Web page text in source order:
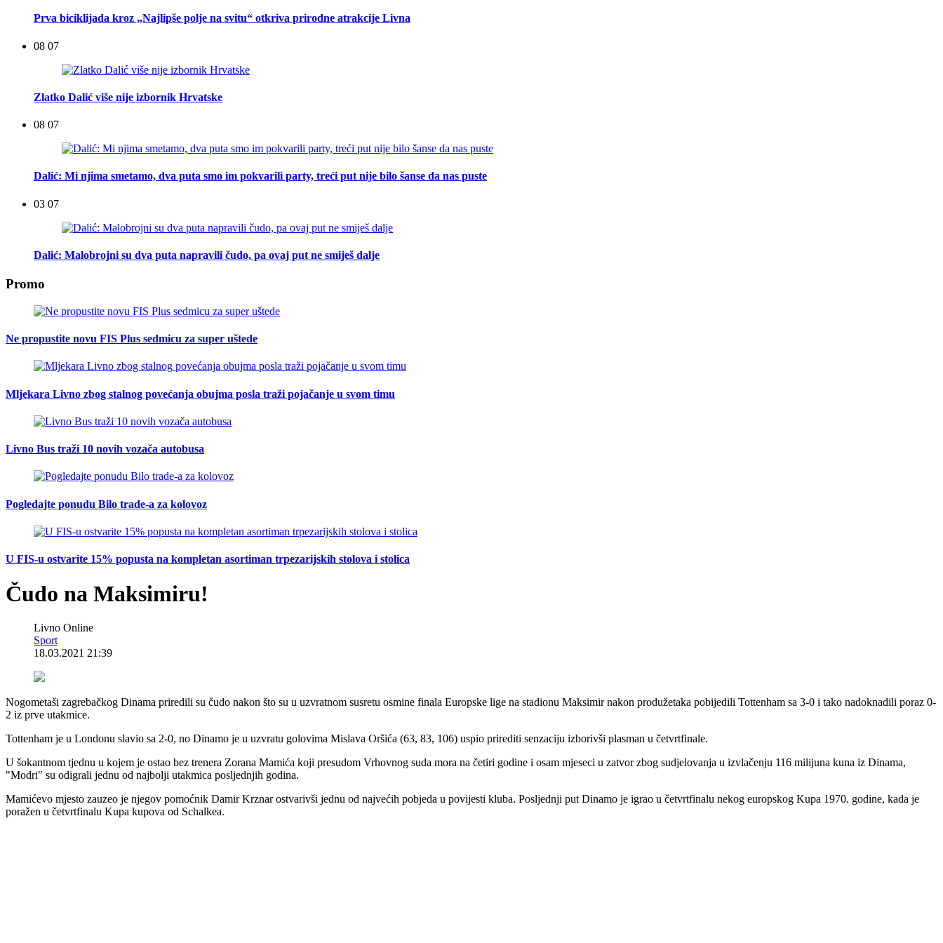
Prva biciklijada kroz „Najlipše polje na svitu“ otkriva prirodne atrakcije Livna
08 07
Zlatko Dalić više nije izbornik Hrvatske
08 07
Dalić: Mi njima smetamo, dva puta smo im pokvarili party, treći put nije bilo šanse da nas puste
03 07
Dalić: Malobrojni su dva puta napravili čudo, pa ovaj put ne smiješ dalje
Promo
Ne propustite novu FIS Plus sedmicu za super uštede
Mljekara Livno zbog stalnog povećanja obujma posla traži pojačanje u svom timu
Livno Bus traži 10 novih vozača autobusa
Pogledajte ponudu Bilo trade-a za kolovoz
U FIS-u ostvarite 15% popusta na kompletan asortiman trpezarijskih stolova i stolica
Čudo na Maksimiru!
Livno Online
Sport
18.03.2021 21:39
Nogometaši zagrebačkog Dinama priredili su čudo nakon što su u uzvratnom susretu osmine finala Europske lige na stadionu Maksimir nakon produžetaka pobijedili Tottenham sa 3-0 i tako nadoknadili poraz 0-
2 iz prve utakmice.
Tottenham je u Londonu slavio sa 2-0, no Dinamo je u uzvratu golovima Mislava Oršića (63, 83, 106) uspio prirediti senzaciju izborivši plasman u četvrtfinale.
U šokantnom tjednu u kojem je ostao bez trenera Zorana Mamića koji presudom Vrhovnog suda mora na četiri godine i osam mjeseci u zatvor zbog sudjelovanja u izvlačenju 116 milijuna kuna iz Dinama,
"Modri" su odigrali jednu od najbolji utakmica posljednjih godina.
Mamićevo mjesto zauzeo je njegov pomoćnik Damir Krznar ostvarivši jednu od najvećih pobjeda u povijesti kluba. Posljednji put Dinamo je igrao u četvrtfinalu nekog europskog Kupa 1970. godine, kada je
poražen u četvrtfinalu Kupa kupova od Schalkea.